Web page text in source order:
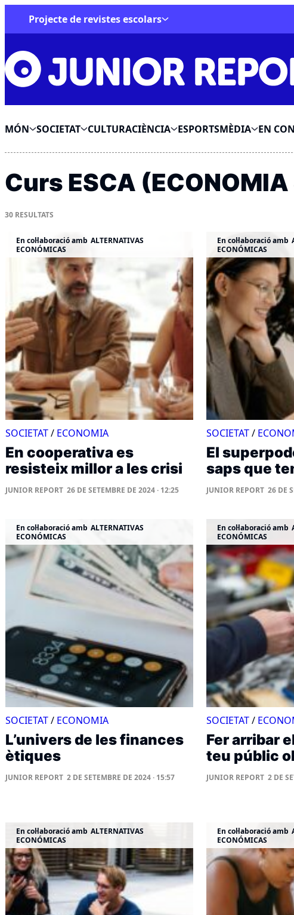
Skip
to
content
Projecte de revistes escolars
Junior Report
MÓN SOCIETAT CULTURACIÈNCIA ESPORTSMÈDIA EN
Curs ESCA (ECONOMIA
30 RESULTATS
En col·laboració amb ALTERNATIVAS
ECONÓMICAS
SOCIETAT/ ECONOMIA
En cooperativa es
resisteix millor a les crisi
JUNIOR REPORT 26 DE SETEMBRE DE 2024 · 12:25
En col·laboració amb
ECONÓMICAS
SOCIETAT/
El
saps que
JUNIOR REPORT 26 DE
En col·laboració amb ALTERNATIVAS
ECONÓMICAS
SOCIETAT/ ECONOMIA
L’univers de les finances
ètiques
JUNIOR REPORT 2 DE SETEMBRE DE 2024 · 15:57
En col·laboració amb
ECONÓMICAS
SOCIETAT/
Fer arribar
teu públic
JUNIOR REPORT 2 DE
En col·laboració amb ALTERNATIVAS
ECONÓMICAS
En col·laboració amb
ECONÓMICAS